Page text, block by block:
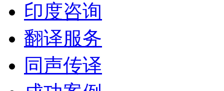
印度咨询
翻译服务
同声传译